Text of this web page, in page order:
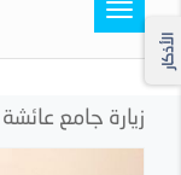
Toggle
navigation
الأذكار
زيارة جامع عائشة